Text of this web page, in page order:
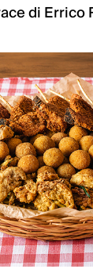
di Errico